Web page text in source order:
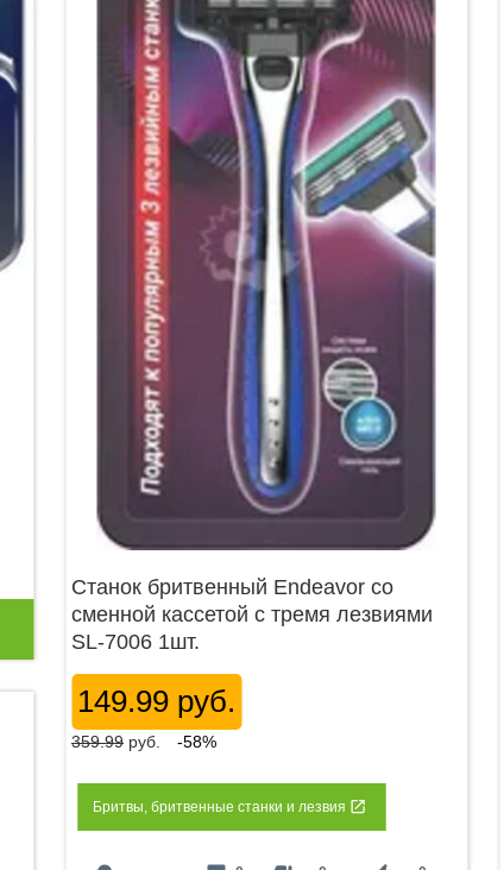
Станок бритвенный Endeavor со
сменной кассетой с тремя лезвиями
SL-7006 1шт.
149.99 руб.
359.99 руб. -58%
Бритвы, бритвенные станки и лезвия